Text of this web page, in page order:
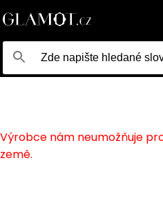
Výrobce nám neumožňuje
země.